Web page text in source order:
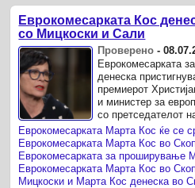
Еврокомесарката Кос
со Мицкоски и Сали
Проверено -
Еврокомесарката
денеска
премиерот
и министер за
со претседателот